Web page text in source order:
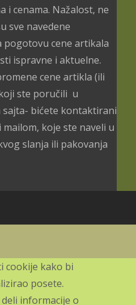
i cenama. Nažalost, ne
sve navedene
cene artikala
ispravne i aktuelne.
cene artikla (ili
ste poručili u
bićete kontaktirani
koje ste naveli u
slanja ili pakovanja
cookije kako bi
posete.
informacije o